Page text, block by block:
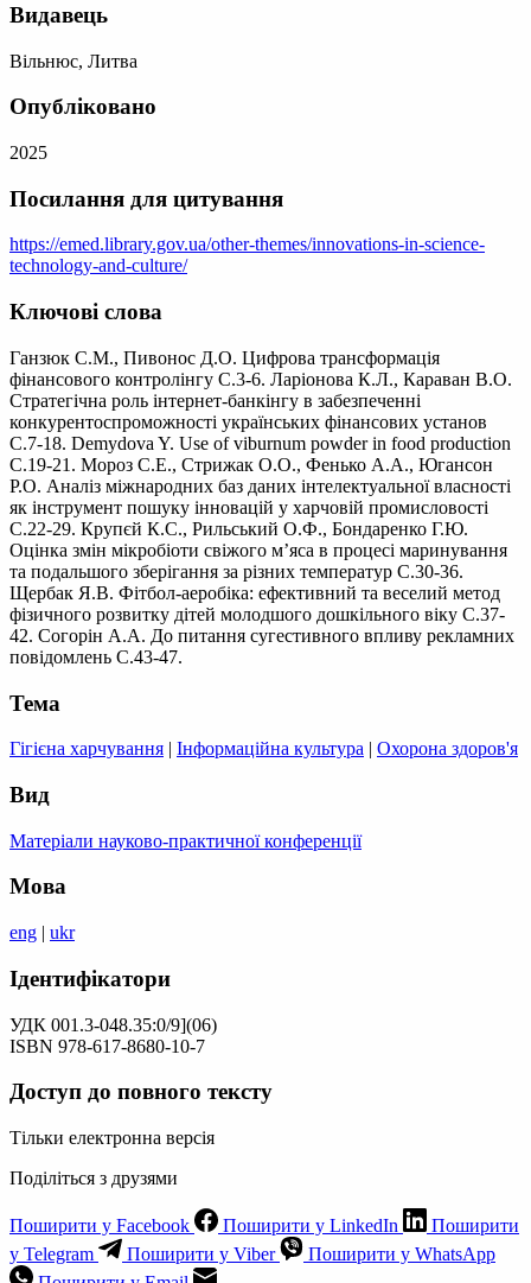
Видавець
Вільнюс, Литва
Опубліковано
2025
Посилання для цитування
https://emed.library.gov.ua/other-themes/innovations-in-science-
technology-and-culture/
Ключові слова
Ганзюк С.М., Пивонос Д.О. Цифрова трансформація
фінансового контролінгу С.3-6. Ларіонова К.Л., Караван В.О.
Стратегічна роль інтернет-банкінгу в забезпеченні
конкурентоспроможності українських фінансових установ
С.7-18. Demydova Y. Use of viburnum powder in food production
С.19-21. Мороз С.Е., Стрижак О.О., Фенько А.А., Югансон
Р.О. Аналіз міжнародних баз даних інтелектуальної власності
як інструмент пошуку інновацій у харчовій промисловості
С.22-29. Крупєй К.С., Рильський О.Ф., Бондаренко Г.Ю.
Оцінка змін мікробіоти свіжого м’яса в процесі маринування
та подальшого зберігання за різних температур С.30-36.
Щербак Я.В. Фітбол-аеробіка: ефективний та веселий метод
фізичного розвитку дітей молодшого дошкільного віку С.37-
42. Согорін А.А. До питання сугестивного впливу рекламних
повідомлень С.43-47.
Тема
Гігієна харчування | Інформаційна культура | Охорона здоров'я
Вид
Матеріали науково-практичної конференції
Мова
eng | ukr
Ідентифікатори
УДК 001.3-048.35:0/9](06)
ISBN 978-617-8680-10-7
Доступ до повного тексту
Тільки електронна версія
Поділіться з друзями
Поширити у Facebook Поширити у LinkedIn
Поширити
у Telegram
Поширити у Viber
Поширити у WhatsApp